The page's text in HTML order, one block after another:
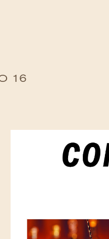
VILLAS
SHOP | SELEZIONE
DESCUBRA
WHAT'S COOKING
16